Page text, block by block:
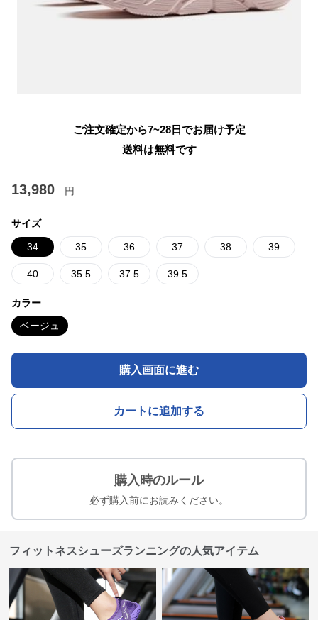
ご注文確定から7~28日でお届け予定
送料は無料です
13,980 円
サイズ
34 35 36 37 38 39
40 35.5 37.5 39.5
カラー
ベージュ
購入画面に進む
カートに追加する
購入時のルール
必ず購入前にお読みください。
フィットネスシューズランニングの人気アイテム